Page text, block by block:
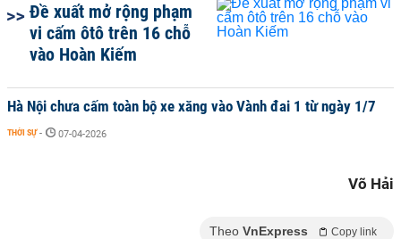
Đề xuất mở rộng phạm
vi cấm ôtô trên 16 chỗ
vào Hoàn Kiếm
Hà Nội chưa cấm toàn bộ xe xăng vào Vành đai 1 từ ngày 1/7
THỜI SỰ - 07-04-2026
Võ Hải
Theo VnExpress Copy link